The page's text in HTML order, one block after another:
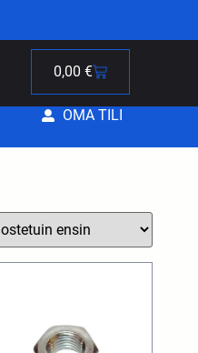
0,00 €
OMA TILI